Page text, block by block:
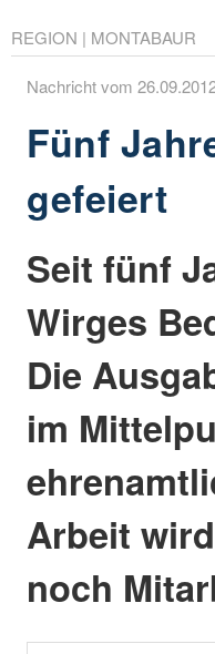
REGION | MONTABAUR
Nachricht vom
Fünf
gefeiert
Seit fünf
Wirges
Die
im
Arbeit
noch